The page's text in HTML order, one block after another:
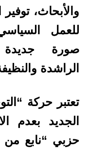
والأبحاث،
للعمل
صورة جديدة
الراشدة
تعتبر حركة
الجديد بعدم
حزبي “نابع من